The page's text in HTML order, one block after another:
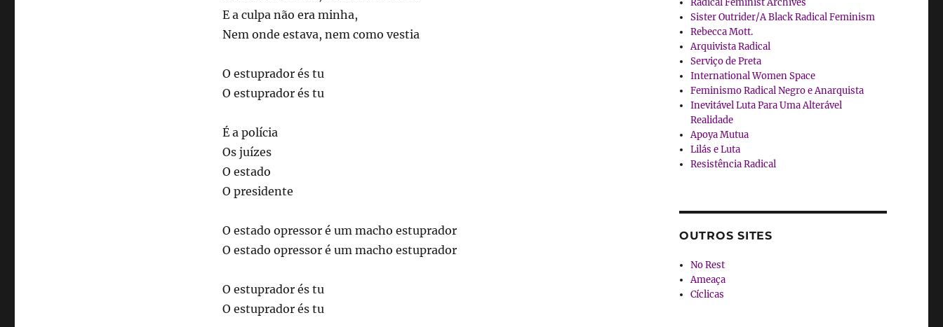
E a culpa não era minha,
Nem onde estava, nem como vestia
O estuprador és tu
O estuprador és tu
É a polícia
Os juízes
O estado
O presidente
O estado opressor é um macho estuprador
O estado opressor é um macho estuprador
O estuprador és tu
O estuprador és tu
Radical Feminist Archives
Sister Outrider/A Black Radical Feminism
Rebecca Mott.
Arquivista Radical
Serviço de Preta
International Women Space
Feminismo Radical Negro e Anarquista
Inevitável Luta Para Uma Alterável
Realidade
Apoya Mutua
Lilás e Luta
Resistência Radical
OUTROS SITES
No Rest
Ameaça
Cíclicas